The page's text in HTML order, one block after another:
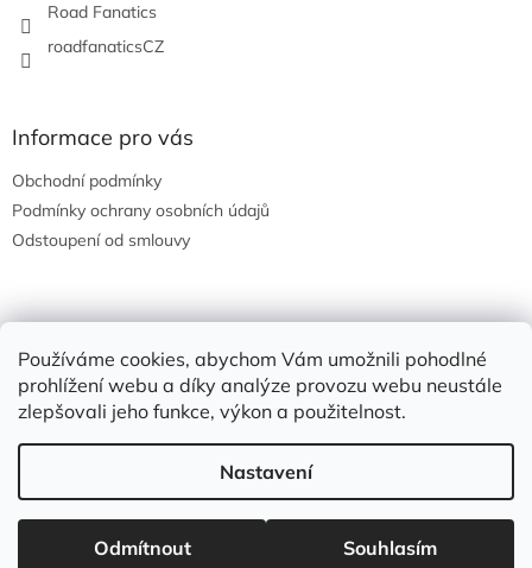
Používáme cookies, abychom Vám umožnili pohodlné
prohlížení webu a díky analýze provozu webu neustále
zlepšovali jeho funkce, výkon a použitelnost.
Nastavení
Odmítnout Souhlasím
Road Fanatics
roadfanaticsCZ
Informace pro vás
Obchodní podmínky
Podmínky ochrany osobních údajů
Odstoupení od smlouvy
0KS /0 KČ
Vytvořil Shoptet
Copyright 2026Road Fanatics . Všechna práva vyhrazena.